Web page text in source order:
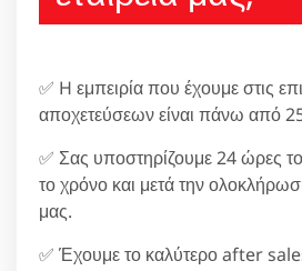
✅ H εμπειρία που έχουμε στις
αποχετεύσεων είναι πάνω από
✅ Σας υποστηρίζουμε 24 ώρες
το χρόνο και μετά την
μας.
✅ Έχουμε το καλύτερο after